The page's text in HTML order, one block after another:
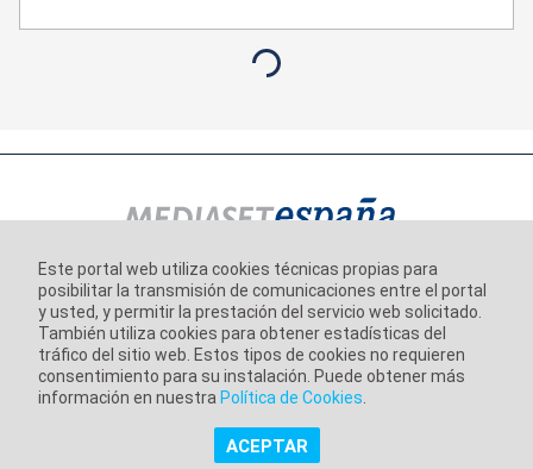
Información corporativa
Aviso Legal
Política de Privacidad
Este portal web utiliza cookies técnicas propias para
posibilitar la transmisión de comunicaciones entre el portal
y usted, y permitir la prestación del servicio web solicitado.
También utiliza cookies para obtener estadísticas del
tráfico del sitio web. Estos tipos de cookies no requieren
consentimiento para su instalación. Puede obtener más
información en nuestra Política de Cookies
ACEPTAR